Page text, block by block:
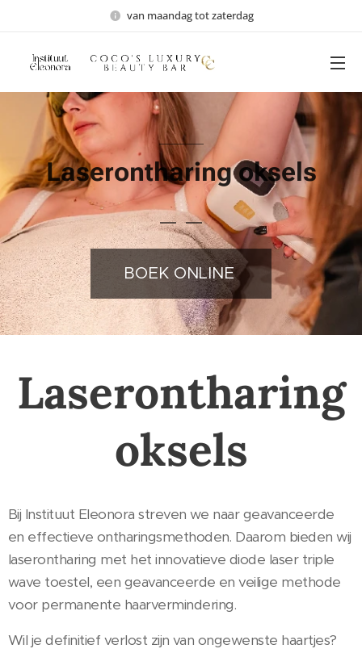
van maandag tot zaterdag
Laserontharing oksels
BOEK ONLINE
Laserontharing
oksels
Bij Instituut Eleonora streven we naar geavanceerde
en effectieve ontharingsmethoden. Daarom bieden wij
laserontharing met het innovatieve diode laser triple
wave toestel, een geavanceerde en veilige methode
voor permanente haarvermindering.
Wil je definitief verlost zijn van ongewenste haartjes?